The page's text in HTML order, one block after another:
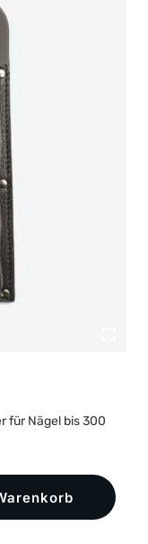
für Nägel bis 300